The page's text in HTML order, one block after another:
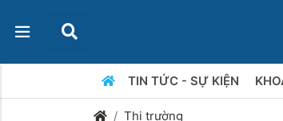
TIN TỨC - SỰ KIỆN
Thị trường